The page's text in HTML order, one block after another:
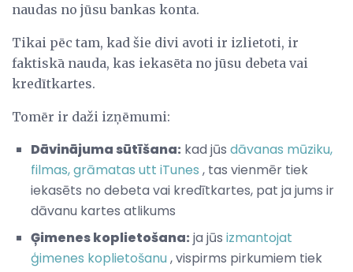
naudas no jūsu bankas konta.
Tikai pēc tam, kad šie divi avoti ir izlietoti, ir
faktiskā nauda, ​​kas iekasēta no jūsu debeta vai
kredītkartes.
Tomēr ir daži izņēmumi:
Dāvinājuma sūtīšana: kad jūs dāvanas mūziku,
filmas, grāmatas utt iTunes , tas vienmēr tiek
iekasēts no debeta vai kredītkartes, pat ja jums ir
dāvanu kartes atlikums
Ģimenes koplietošana: ja jūs izmantojat
ģimenes koplietošanu, vispirms pirkumiem tiek